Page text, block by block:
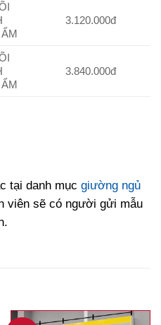
3.120.000đ
3.840.000đ
tại danh mục giường ngủ
viên sẽ có người gửi mẫu